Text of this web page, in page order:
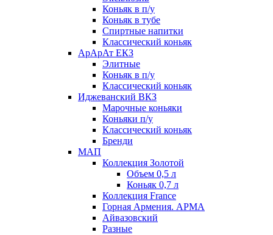
Коньяк в п/у
Коньяк в тубе
Спиртные напитки
Классический коньяк
АрАрАт ЕКЗ
Элитные
Коньяк в п/у
Классический коньяк
Иджеванский ВКЗ
Марочные коньяки
Коньяки п/у
Классический коньяк
Бренди
МАП
Коллекция Золотой
Объем 0,5 л
Коньяк 0,7 л
Коллекция France
Горная Армения. АРМА
Айвазовский
Разные